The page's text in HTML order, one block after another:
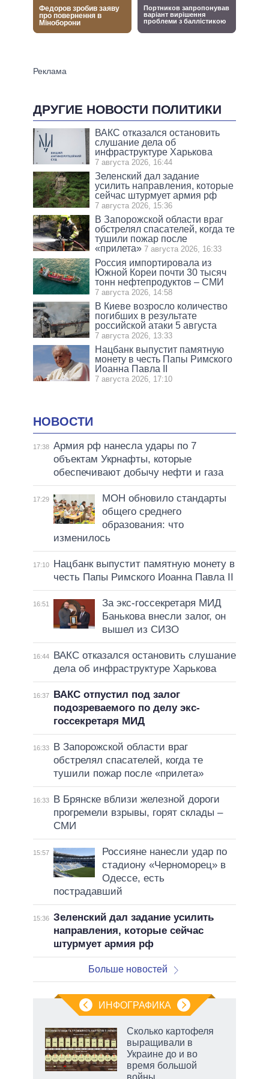
ДРУГИЕ НОВОСТИ ПОЛИТИКИ
ВАКС отказался остановить
слушание дела об
инфраструктуре Харькова
7 августа 2026, 16:44
Зеленский дал задание
усилить направления, которые
сейчас штурмует армия рф
7 августа 2026, 15:36
В Запорожской области враг
обстрелял спасателей, когда те
тушили пожар после
«прилета» 7 августа 2026, 16:33
Россия импортировала из
Южной Кореи почти 30 тысяч
тонн нефтепродуктов – СМИ
7 августа 2026, 14:58
В Киеве возросло количество
погибших в результате
российской атаки 5 августа
7 августа 2026, 13:33
Нацбанк выпустит памятную
монету в честь Папы Римского
Иоанна Павла II
7 августа 2026, 17:10
НОВОСТИ
17:38 Армия рф нанесла удары по 7
объектам Укрнафты, которые
обеспечивают добычу нефти и газа
17:29
МОН обновило стандарты
общего среднего
образования: что
изменилось
17:10
Нацбанк выпустит памятную монету в
честь Папы Римского Иоанна Павла II
16:51
За экс-госсекретаря МИД
Банькова внесли залог, он
вышел из СИЗО
16:44
ВАКС отказался остановить слушание
дела об инфраструктуре Харькова
16:37
ВАКС отпустил под залог
подозреваемого по делу экс-
госсекретаря МИД
16:33
В Запорожской области враг
обстрелял спасателей, когда те
тушили пожар после «прилета»
16:33
В Брянске вблизи железной дороги
прогремели взрывы, горят склады –
СМИ
15:57
Россияне нанесли удар по
стадиону «Черноморец» в
Одессе, есть
пострадавший
15:36 Зеленский дал задание усилить
направления, которые сейчас
штурмует армия рф
Больше новостей
ИНФОГРАФИКА
Сколько картофеля
выращивали в
Украине до и во
время большой